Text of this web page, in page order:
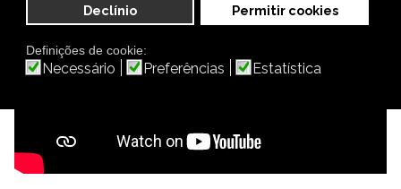
Declínio Permitir cookies
Definições de cookie:
Necessário Preferências Estatística